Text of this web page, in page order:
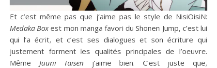
Et c’est même pas que j’aime pas le style de NisiOisiN:
Medaka Boxest mon manga favori du Shonen Jump, c’est lui
qui l’a écrit, et c’est ses dialogues et son écriture qui
justement forment les qualités principales de l’oeuvre.
Même Juuni Taisen j’aime bien. C’est juste que,